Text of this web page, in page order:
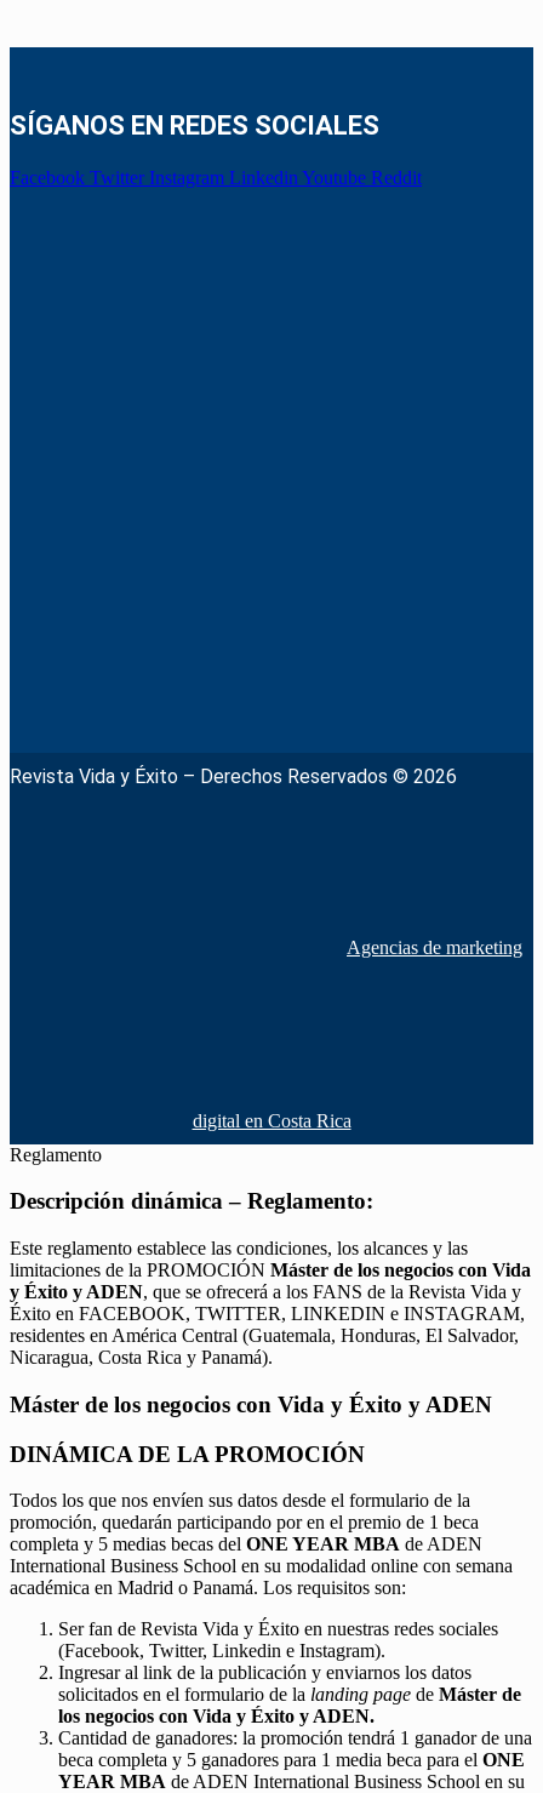
SÍGANOS EN REDES SOCIALES
Facebook Twitter Instagram Linkedin Youtube Reddit
Revista Vida y Éxito – Derechos Reservados © 2026
Agencias de marketing
digital en Costa Rica
Reglamento
Descripción dinámica – Reglamento:
Este reglamento establece las condiciones, los alcances y las
limitaciones de la PROMOCIÓN Máster de los negocios con Vida
y Éxito y ADEN, que se ofrecerá a los FANS de la Revista Vida y
Éxito en FACEBOOK, TWITTER, LINKEDIN e INSTAGRAM,
residentes en América Central (Guatemala, Honduras, El Salvador,
Nicaragua, Costa Rica y Panamá).
Máster de los negocios con Vida y Éxito y ADEN
DINÁMICA DE LA PROMOCIÓN
Todos los que nos envíen sus datos desde el formulario de la
promoción, quedarán participando por en el premio de 1 beca
completa y 5 medias becas del ONE YEAR MBA de ADEN
International Business School en su modalidad online con semana
académica en Madrid o Panamá. Los requisitos son:
Ser fan de Revista Vida y Éxito en nuestras redes sociales
(Facebook, Twitter, Linkedin e Instagram).
Ingresar al link de la publicación y enviarnos los datos
solicitados en el formulario de la landing page de Máster de
los negocios con Vida y Éxito y ADEN.
Cantidad de ganadores: la promoción tendrá 1 ganador de una
beca completa y 5 ganadores para 1 media beca para el ONE
YEAR MBA de ADEN International Business School en su